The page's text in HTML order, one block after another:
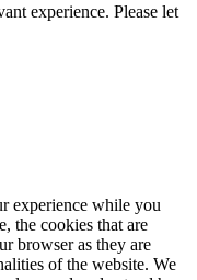
experience. Please let
experience while you
the cookies that are
browser as they are
of the website. We